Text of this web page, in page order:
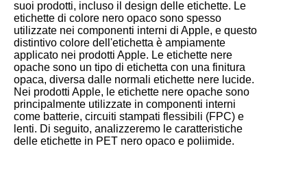
suoi prodotti, incluso il design delle etichette. Le
etichette di colore nero opaco sono spesso
utilizzate nei componenti interni di Apple, e questo
distintivo colore dell'etichetta è ampiamente
applicato nei prodotti Apple. Le etichette nere
opache sono un tipo di etichetta con una finitura
opaca, diversa dalle normali etichette nere lucide.
Nei prodotti Apple, le etichette nere opache sono
principalmente utilizzate in componenti interni
come batterie, circuiti stampati flessibili (FPC) e
lenti. Di seguito, analizzeremo le caratteristiche
delle etichette in PET nero opaco e poliimide.